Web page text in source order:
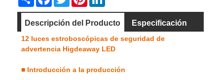
Descripción del Producto Especificación
Video
12 luces estroboscópicas de seguridad de
advertencia Higdeaway LED
■ Introducción a la producción